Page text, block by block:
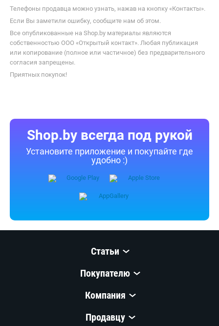
Телефоны продавца можно узнать, нажав на кнопку «Контакты».
Если Вы заметили ошибку, сообщите нам об этом.
Все опубликованные на Shop.by материалы являются
собственностью ООО «Открытый контакт». Любая публикация
или копирование (полное или частичное) без предварительного
согласия запрещены.
Приятных покупок!
Shop.by всегда под рукой
Установите приложение и покупайте где
удобно :)
Статьи
Покупателю
Компания
Продавцу